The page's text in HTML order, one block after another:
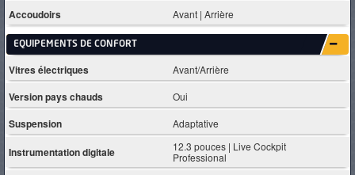
Accoudoirs Avant | Arrière
EQUIPEMENTS DE CONFORT
Vitres électriques Avant/Arrière
Version pays chauds Oui
Suspension Adaptative
Instrumentation digitale
12.3 pouces | Live Cockpit
Professional